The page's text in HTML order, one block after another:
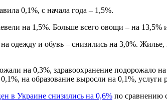
0,1%, с начала года – 1,5%.
на 1,5%. Больше всего овощи – на
одежду и обувь – снизились на 3,0%.
на 0,3%, здравоохранение подорожало
на образование выросли на 0,1%,
в Украине снизились на 0,6% по сравнению